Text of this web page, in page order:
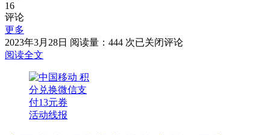
16
评论
更多
2023年3月28日 阅读量：444 次浦
已关闭评论
阅读全文
活动线报